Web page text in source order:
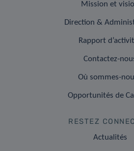
Mission et
Direction &
Rapport
Contactez-
Où sommes-
Opportunités de
RESTEZ
Actualités